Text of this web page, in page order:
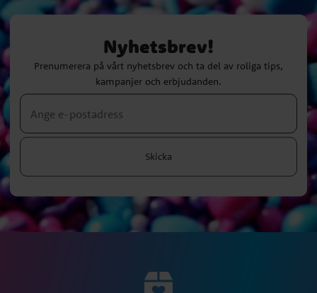
Nyhetsbrev!
Prenumerera på vårt nyhetsbrev och ta del av roliga tips,
kampanjer och erbjudanden.
Skicka